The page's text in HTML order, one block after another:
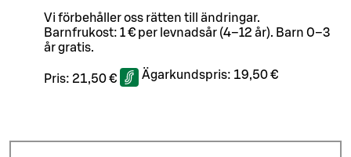
Vi förbehåller oss rätten till ändringar.
Barnfrukost: 1 € per levnadsår (4–12 år). Barn 0–3
år gratis.
Pris: 21,50 € Ägarkundspris: 19,50 €